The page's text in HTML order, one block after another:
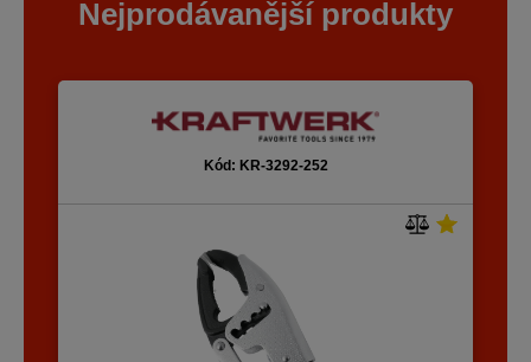
Nejprodávanější produkty
Kód: KR-3292-252